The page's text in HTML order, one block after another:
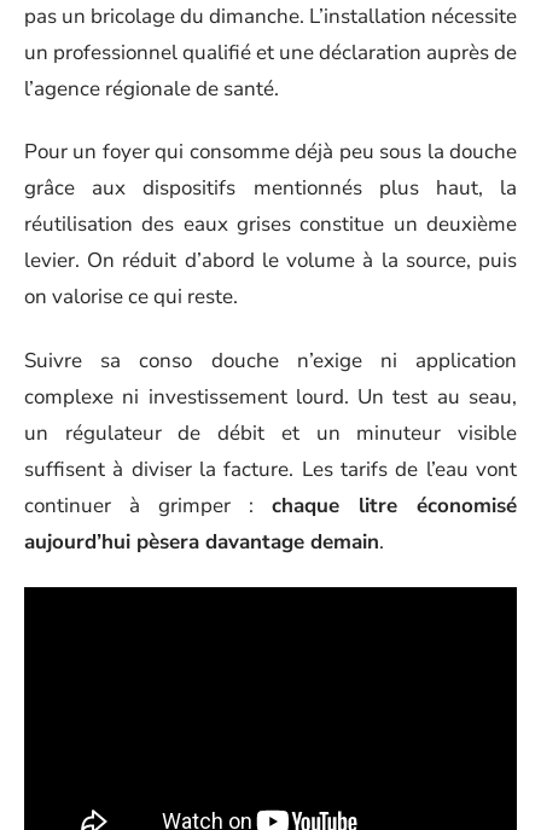
pas un bricolage du dimanche. L’installation nécessite
un professionnel qualifié et une déclaration auprès de
l’agence régionale de santé.
Pour un foyer qui consomme déjà peu sous la douche
grâce aux dispositifs mentionnés plus haut, la
réutilisation des eaux grises constitue un deuxième
levier. On réduit d’abord le volume à la source, puis
on valorise ce qui reste.
Suivre sa conso douche n’exige ni application
complexe ni investissement lourd. Un test au seau,
un régulateur de débit et un minuteur visible
suffisent à diviser la facture. Les tarifs de l’eau vont
continuer à grimper : chaque litre économisé
aujourd’hui pèsera davantage demain.